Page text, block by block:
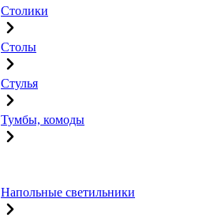
Столики
Столы
Стулья
Тумбы, комоды
Напольные светильники